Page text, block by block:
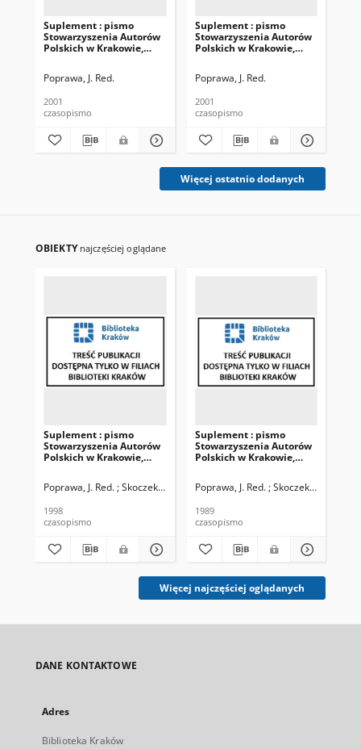
Suplement : pismo
Stowarzyszenia Autorów
Polskich w Krakowie,
Poprawa, J. Red.
2001
czasopismo
Suplement : pismo
Stowarzyszenia Autorów
Polskich w Krakowie,
Poprawa, J. Red.
2001
czasopismo
Więcej ostatnio dodanych
OBIEKTY najczęściej oglądane
Suplement : pismo
Stowarzyszenia Autorów
Polskich w Krakowie,
Poprawa, J. Red. ; Skoczek T.
1998
czasopismo
Suplement : pismo
Stowarzyszenia Autorów
Polskich w Krakowie,
Poprawa, J. Red. ; Skoczek T.
1989
czasopismo
Więcej najczęściej oglądanych
DANE KONTAKTOWE
Adres
Biblioteka Kraków